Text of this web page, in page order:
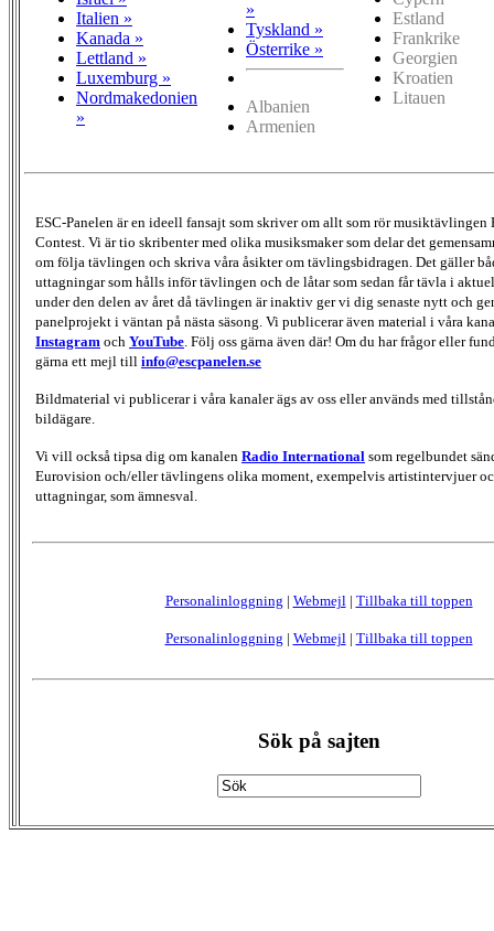
Italien »
Kanada »
Lettland »
Luxemburg »
Nordmakedonien
»
»
Tyskland »
Österrike »
Albanien
Armenien
Estland
Frankrike
Georgien
Kroatien
Litauen
ESC-Panelen är en ideell fansajt som skriver om allt som rör musiktävlingen
Contest. Vi är tio skribenter med olika musiksmaker som delar det
om följa tävlingen och skriva våra åsikter om tävlingsbidragen. Det gäller
uttagningar som hålls inför tävlingen och de låtar som sedan får tävla i
under den delen av året då tävlingen är inaktiv ger vi dig senaste nytt och
panelprojekt i väntan på nästa säsong. Vi publicerar även material i våra
Instagram och YouTube . Följ oss gärna även där! Om du har frågor eller
gärna ett mejl till info@escpanelen.se
Bildmaterial vi publicerar i våra kanaler ägs av oss eller används med
bildägare.
Vi vill också tipsa dig om kanalen Radio International som regelbundet
Eurovision och/eller tävlingens olika moment, exempelvis artistintervjuer
uttagningar, som ämnesval.
Personalinloggning | Webmejl | Tillbaka till toppen
Personalinloggning | Webmejl | Tillbaka till toppen
Sök på sajten